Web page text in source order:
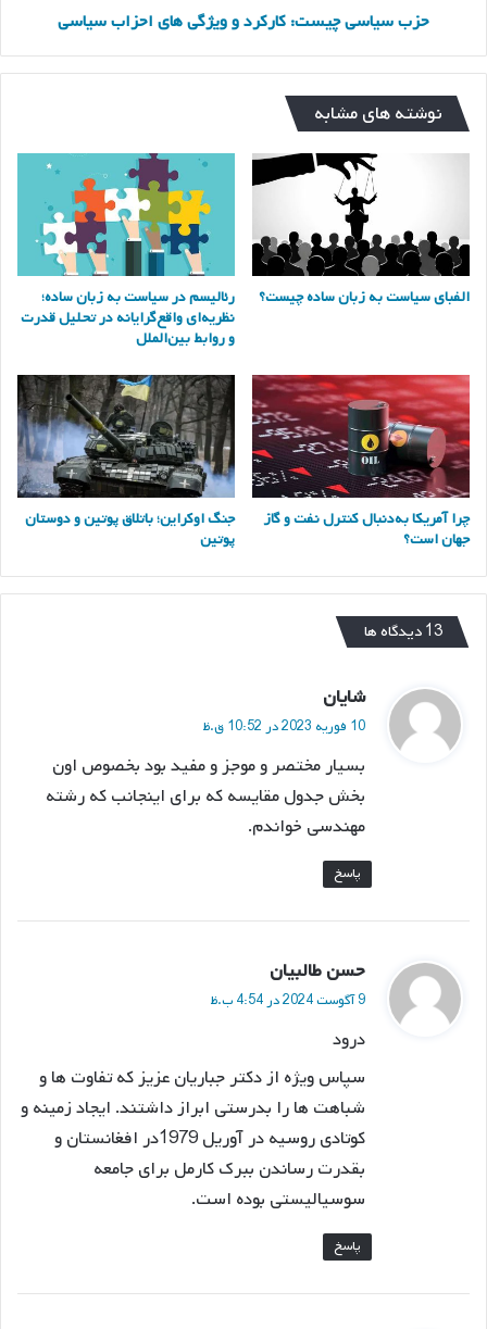
حزب سیاسی چیست: کارکرد و ویژگی های احزاب سیاسی
نوشته های مشابه
الفبای سیاست به زبان ساده چیست؟
رئالیسم در سیاست به زبان ساده؛
نظریه‌ای واقع‌گرایانه در تحلیل قدرت
و روابط بین‌الملل
چرا آمریکا به‌دنبال کنترل نفت و گاز
جهان است؟
جنگ اوکراین؛ باتلاق پوتین و دوستان
پوتین
‫13 دیدگاه ها
شایان
:
10 فوریه 2023 در 10:52 ق.ظ
بسیار مختصر و موجز و مفید بود بخصوص اون
بخش جدول مقایسه که برای اینجانب که رشته
مهندسی خواندم.
پاسخ
حسن طالبیان
ت
9 آگوست 2024 در 4:54 ب.ظ
درود
سپاس ویژه از دکتر جباریان عزیز که تفاوت ها و
شباهت ها را بدرستی ابراز داشتند. ایجاد زمینه و
کوتادی روسیه در آوریل 1979در افغانستان و
بقدرت رساندن ببرک کارمل برای جامعه
سوسیالیستی بوده است.
پاسخ